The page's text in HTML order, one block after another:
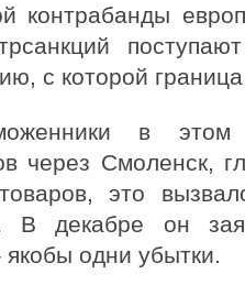
контрабанды
с которой
в этом
через Смоленск,
это
В декабре он
одни убытки.